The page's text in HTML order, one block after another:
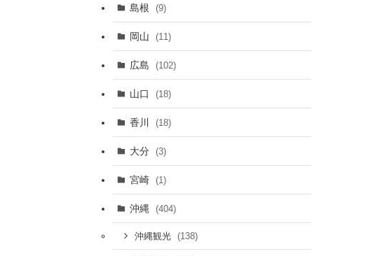
島根 (9)
岡山 (11)
広島 (102)
山口 (18)
香川 (18)
大分 (3)
宮崎 (1)
沖縄 (404)
沖縄観光 (138)